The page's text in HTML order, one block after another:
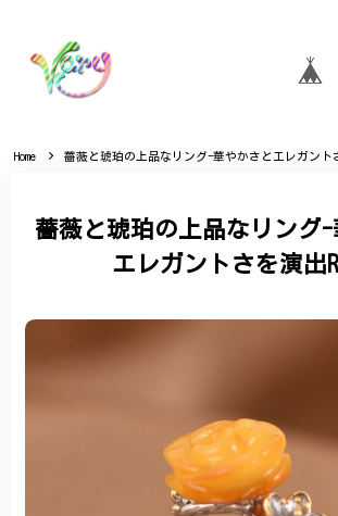
Home 薔薇と琥珀の上品なリング-華やかさとエレガント
薔薇と琥珀の上品なリング-
エレガントさを演出